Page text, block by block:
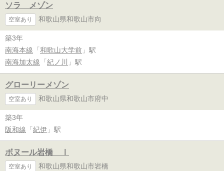
ソラ メゾン
空室あり 和歌山県和歌山市向
築3年
南海本線 「 和歌山大学前 」駅
南海加太線 「 紀ノ川 」駅
グローリーメゾン
空室あり 和歌山県和歌山市府中
築3年
阪和線 「 紀伊 」駅
ボヌール岩橋 Ⅰ
空室あり 和歌山県和歌山市岩橋